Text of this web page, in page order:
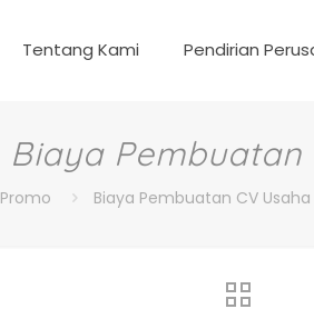
Tentang Kami Pendirian
Biaya Pembuatan
Promo Biaya Pembuatan CV Usaha